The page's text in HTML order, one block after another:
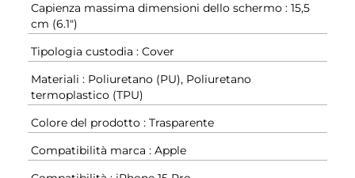
Capienza massima dimensioni dello schermo : 15,5
cm (6.1")
Tipologia custodia : Cover
Materiali : Poliuretano (PU), Poliuretano
termoplastico (TPU)
Colore del prodotto : Trasparente
Compatibilità marca : Apple